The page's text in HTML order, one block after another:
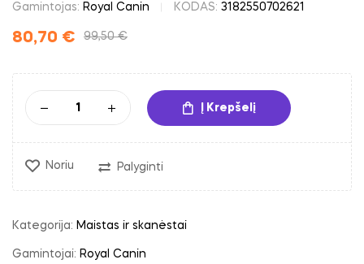
Gamintojas: Royal Canin KODAS: 3182550702621
99,50€
80,70 €
Į Krepšelį
Noriu Palyginti
Kategorija: Maistas ir skanėstai
Gamintojai: Royal Canin